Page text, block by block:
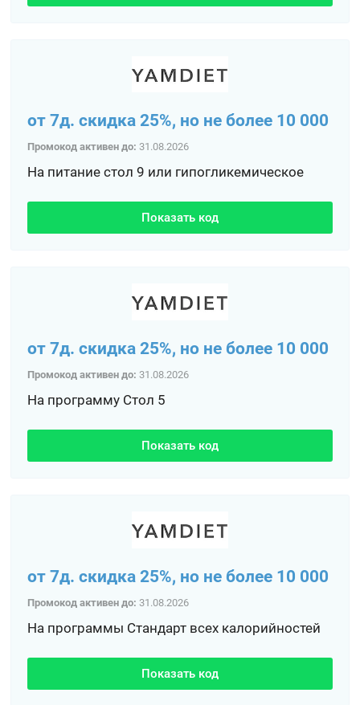
от 7д. скидка 25%, но не более 10 000
Промокод активен до: 31.08.2026
На питание стол 9 или гипогликемическое
Показать код
от 7д. скидка 25%, но не более 10 000
Промокод активен до: 31.08.2026
На программу Стол 5
Показать код
от 7д. скидка 25%, но не более 10 000
Промокод активен до: 31.08.2026
На программы Стандарт всех калорийностей
Показать код